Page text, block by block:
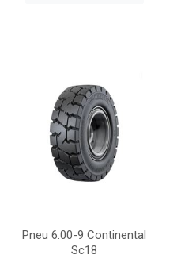
Pneu 6.00-9 Continental
Sc18